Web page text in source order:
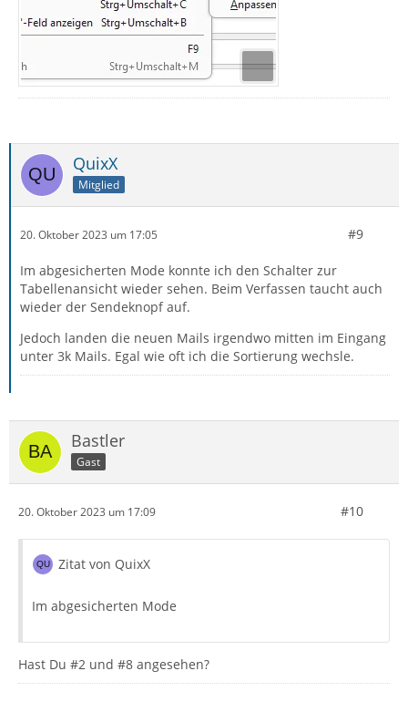
QuixX
Mitglied
20. Oktober 2023 um 17:05 #9
Im abgesicherten Mode konnte ich den Schalter zur
Tabellenansicht wieder sehen. Beim Verfassen taucht auch
wieder der Sendeknopf auf.
Jedoch landen die neuen Mails irgendwo mitten im Eingang
unter 3k Mails. Egal wie oft ich die Sortierung wechsle.
Bastler
Gast
20. Oktober 2023 um 17:09 #10
Zitat von QuixX
Im abgesicherten Mode
Hast Du #2 und #8 angesehen?